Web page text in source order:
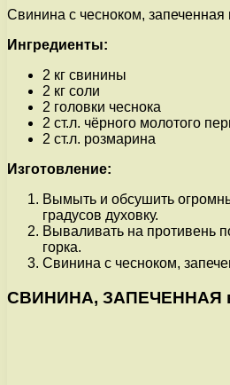
Свинина с чесноком, запеченная
Ингредиенты:
2 кг свинины
2 кг соли
2 головки чеснока
2 ст.л. чёрного молотого
2 ст.л. розмарина
Изготовление:
Вымыть и обсушить
градусов духовку.
Вываливать на противень
горка.
Свинина с чесноком,
СВИНИНА, ЗАПЕЧЕННАЯ в